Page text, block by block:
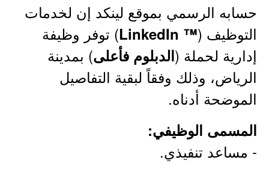
حسابه الرسمي بموقع لينكد إن لخدمات
التوظيف (™ LinkedIn
) توفر وظيفة
إدارية لحملة (الدبلوم فأعلى) بمدينة
الرياض، وذلك وفقاً لبقية التفاصيل
الموضحة أدناه.
المسمى الوظيفي:
- مساعد تنفيذي.